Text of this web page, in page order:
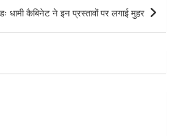
धामी कैबिनेट ने इन प्रस्तावों पर लगाई मुहर